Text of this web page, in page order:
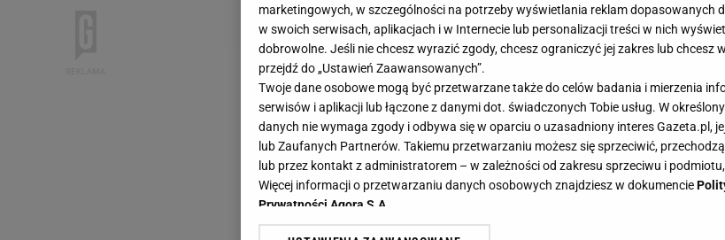
marketingowych, w szczególności na potrzeby wyświetlania reklam dopasowanych
w swoich serwisach, aplikacjach i w Internecie lub personalizacji treści w nich
dobrowolne. Jeśli nie chcesz wyrazić zgody, chcesz ograniczyć jej zakres lub chcesz
przejdź do „Ustawień Zaawansowanych”.
Twoje dane osobowe mogą być przetwarzane także do celów badania i mierzenia
serwisów i aplikacji lub łączone z danymi dot. świadczonych Tobie usług. W
danych nie wymaga zgody i odbywa się w oparciu o uzasadniony interes Gazeta.pl,
lub Zaufanych Partnerów. Takiemu przetwarzaniu możesz się sprzeciwić,
lub przez kontakt z administratorem – w zależności od zakresu sprzeciwu i
Więcej informacji o przetwarzaniu danych osobowych znajdziesz w dokumencie
Prywatności Agora S.A.